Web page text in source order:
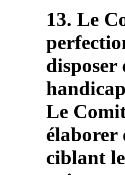
13. Le
disposer
Le
élaborer
ciblant